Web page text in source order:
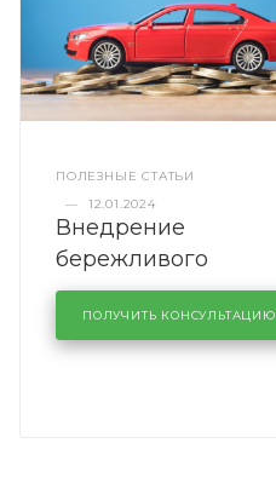
ПОЛЕЗНЫЕ СТАТЬИ
—
12.01.2024
Внедрение
бережливого
производства в
кузовном сервисе
KUTUZOVV
ПОЛУЧИТЬ КОНСУЛЬТАЦИЮ